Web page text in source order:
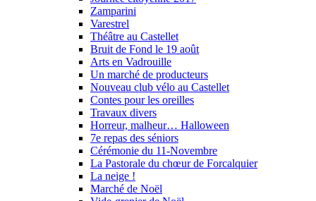
Zamparini
Varestrel
Théâtre au Castellet
Bruit de Fond le 19 août
Arts en Vadrouille
Un marché de producteurs
Nouveau club vélo au Castellet
Contes pour les oreilles
Travaux divers
Horreur, malheur… Halloween
7e repas des séniors
Cérémonie du 11-Novembre
La Pastorale du chœur de Forcalquier
La neige !
Marché de Noël